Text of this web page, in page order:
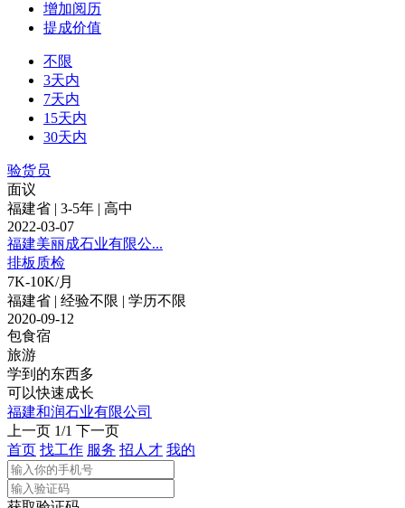
增加阅历
提成价值
不限
3天内
7天内
15天内
30天内
验货员
面议
福建省 | 3-5年 | 高中
2022-03-07
福建美丽成石业有限公...
排板质检
7K-10K/月
福建省 | 经验不限 | 学历不限
2020-09-12
包食宿
旅游
学到的东西多
可以快速成长
福建和润石业有限公司
上一页 1/1 下一页
首页 找工作 服务 招人才 我的